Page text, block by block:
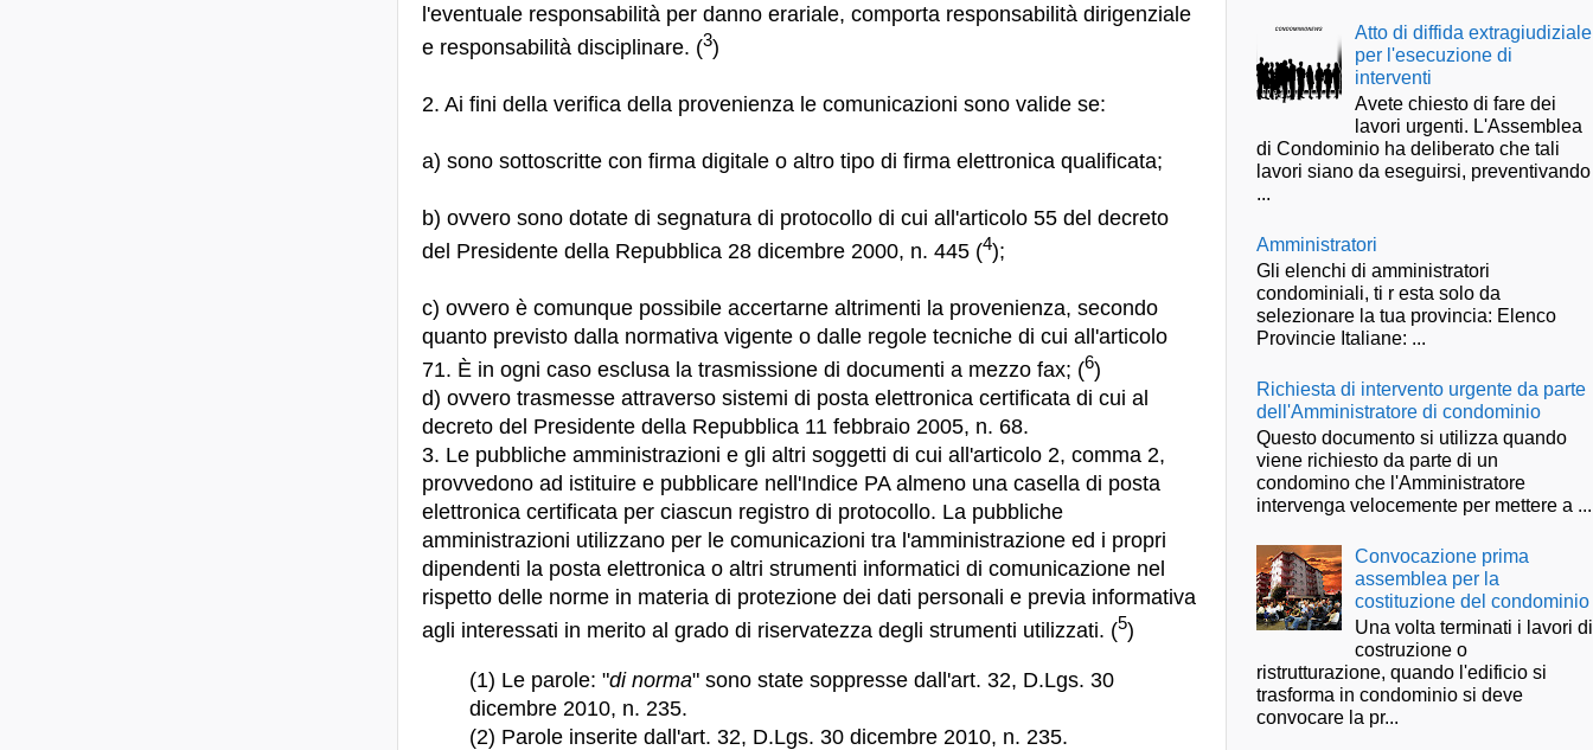
l'eventuale responsabilità per danno erariale, comporta responsabilità dirigenziale
e responsabilità disciplinare. (3)
2. Ai fini della verifica della provenienza le comunicazioni sono valide se:
a) sono sottoscritte con firma digitale o altro tipo di firma elettronica qualificata;
b) ovvero sono dotate di segnatura di protocollo di cui all'articolo 55 del decreto
del Presidente della Repubblica 28 dicembre 2000, n. 445 (4);
c) ovvero è comunque possibile accertarne altrimenti la provenienza, secondo
quanto previsto dalla normativa vigente o dalle regole tecniche di cui all'articolo
71. È in ogni caso esclusa la trasmissione di documenti a mezzo fax; (6)
d) ovvero trasmesse attraverso sistemi di posta elettronica certificata di cui al
decreto del Presidente della Repubblica 11 febbraio 2005, n. 68.
3. Le pubbliche amministrazioni e gli altri soggetti di cui all'articolo 2, comma 2,
provvedono ad istituire e pubblicare nell'Indice PA almeno una casella di posta
elettronica certificata per ciascun registro di protocollo. La pubbliche
amministrazioni utilizzano per le comunicazioni tra l'amministrazione ed i propri
dipendenti la posta elettronica o altri strumenti informatici di comunicazione nel
rispetto delle norme in materia di protezione dei dati personali e previa informativa
agli interessati in merito al grado di riservatezza degli strumenti utilizzati. (5)
(1) Le parole: "di norma" sono state soppresse dall'art. 32, D.Lgs. 30
dicembre 2010, n. 235.
(2) Parole inserite dall'art. 32, D.Lgs. 30 dicembre 2010, n. 235.
Atto di diffida extragiudiziale
per l'esecuzione di
interventi
Avete chiesto di fare dei
lavori urgenti. L'Assemblea
di Condominio ha deliberato che tali
lavori siano da eseguirsi, preventivando
...
Amministratori
Gli elenchi di amministratori
condominiali, ti r esta solo da
selezionare la tua provincia: Elenco
Provincie Italiane: ...
Richiesta di intervento urgente da parte
dell'Amministratore di condominio
Questo documento si utilizza quando
viene richiesto da parte di un
condomino che l'Amministratore
intervenga velocemente per mettere a ...
Convocazione prima
assemblea per la
costituzione del condominio
Una volta terminati i lavori di
costruzione o
ristrutturazione, quando l'edificio si
trasforma in condominio si deve
convocare la pr...